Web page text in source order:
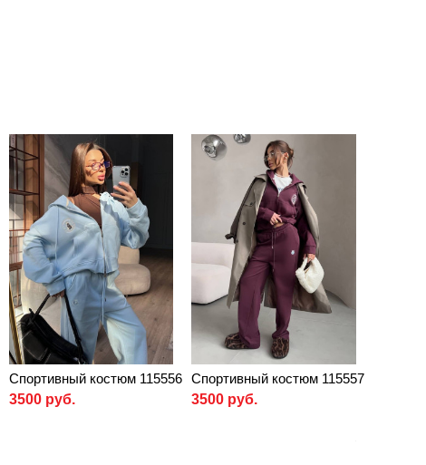
Спортивный костюм 115556
3500 руб.
Спортивный костюм 115557
3500 руб.